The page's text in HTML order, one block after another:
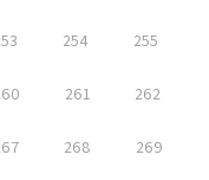
254 255
261 262
268 269